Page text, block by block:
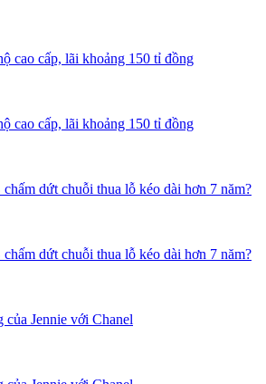
cao cấp, lãi khoảng 150 tỉ đồng
cao cấp, lãi khoảng 150 tỉ đồng
dứt chuỗi thua lỗ kéo dài hơn 7 năm?
dứt chuỗi thua lỗ kéo dài hơn 7 năm?
của Jennie với Chanel